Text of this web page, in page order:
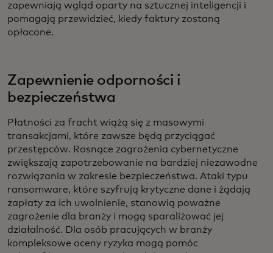
zapewniają wgląd oparty na sztucznej inteligencji i
pomagają przewidzieć, kiedy faktury zostaną
opłacone.
Zapewnienie odporności i
bezpieczeństwa
Płatności za fracht wiążą się z masowymi
transakcjami, które zawsze będą przyciągać
przestępców. Rosnące zagrożenia cybernetyczne
zwiększają zapotrzebowanie na bardziej niezawodne
rozwiązania w zakresie bezpieczeństwa. Ataki typu
ransomware, które szyfrują krytyczne dane i żądają
zapłaty za ich uwolnienie, stanowią poważne
zagrożenie dla branży i mogą sparaliżować jej
działalność. Dla osób pracujących w branży
kompleksowe oceny ryzyka mogą pomóc